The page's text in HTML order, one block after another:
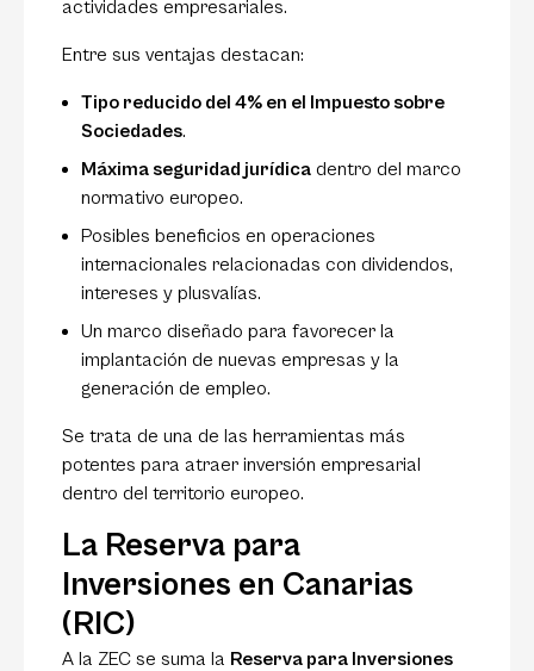
actividades empresariales.
Entre sus ventajas destacan:
Tipo reducido del 4% en el Impuesto sobre
Sociedades.
Máxima seguridad jurídica dentro del marco
normativo europeo.
Posibles beneficios en operaciones
internacionales relacionadas con dividendos,
intereses y plusvalías.
Un marco diseñado para favorecer la
implantación de nuevas empresas y la
generación de empleo.
Se trata de una de las herramientas más
potentes para atraer inversión empresarial
dentro del territorio europeo.
La Reserva para
Inversiones en Canarias
(RIC)
A la ZEC se suma la Reserva para Inversiones